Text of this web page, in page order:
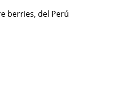
berries, del Perú